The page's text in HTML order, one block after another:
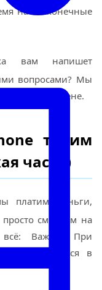
на бесконечные
вам напишет
вопросами? Мы
по честной цене.
таким
часть)
платим деньги,
смотрим на
Важно: При
и остаётся в